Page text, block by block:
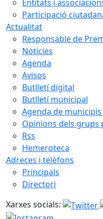
Entitats i
Participació
Actualitat
Responsable de
Notícies
Agenda
Avisos
Butlletí digital
Butlletí municipal
Agenda de municipis
Opinions dels grups
Rss
Hemeroteca
Adreces i telèfons
Principals
Directori
Xarxes socials: